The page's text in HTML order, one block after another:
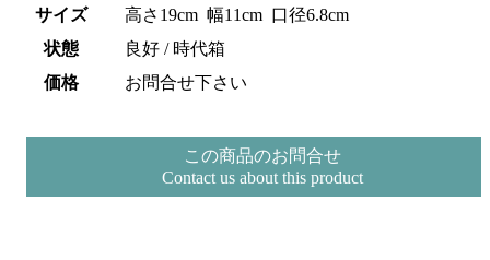
サイズ
高さ19cm 幅11cm 口径6.8cm
状態
良好 / 時代箱
価格
お問合せ下さい
この商品のお問合せ
Contact us about this product